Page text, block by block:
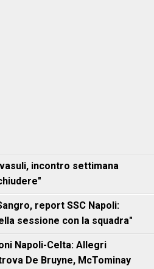
incontro settimana
report SSC Napoli:
sessione con la squadra"
Napoli-Celta: Allegri
De Bruyne, McTominay